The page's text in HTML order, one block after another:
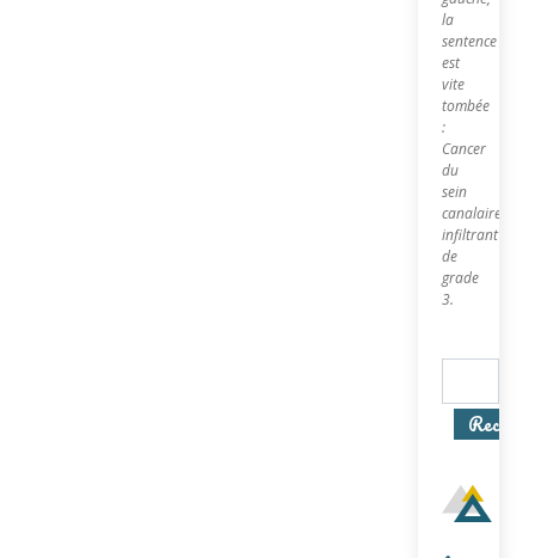
la
sentence
est
vite
tombée
:
Cancer
du
sein
canalaire
infiltrant
de
grade
3.